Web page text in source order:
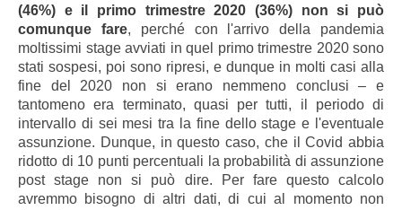
(46%) e il primo trimestre 2020 (36%) non si può
comunque fare, perché con l'arrivo della pandemia
moltissimi stage avviati in quel primo trimestre 2020 sono
stati sospesi, poi sono ripresi, e dunque in molti casi alla
fine del 2020 non si erano nemmeno conclusi – e
tantomeno era terminato, quasi per tutti, il periodo di
intervallo di sei mesi tra la fine dello stage e l'eventuale
assunzione. Dunque, in questo caso, che il Covid abbia
ridotto di 10 punti percentuali la probabilità di assunzione
post stage non si può dire. Per fare questo calcolo
avremmo bisogno di altri dati, di cui al momento non